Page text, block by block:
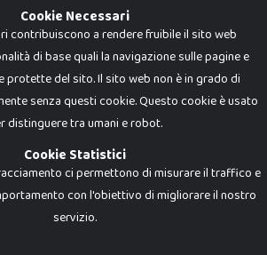
di Giocabene Srl. Ogni riproduzione o utilizzo non
è severamente vietato. Tutti i loghi, marchi,
shop sono di proprietà dei rispettivi titolari.
potrebbero differire da quanto esposto in
8, 20123 Milano (MI)
AN201199 - C.S. 10.000 i.v.
Cookie Necessari
contribuiscono a rendere fruibile il sito web
di base quali la navigazione sulle pagine e
protette del sito. Il sito web non è in grado di
senza questi cookie. Questo cookie è usato
distinguere tra umani e robot.
Cookie Statistici
ci permettono di misurare il traffico e
con l'obiettivo di migliorare il nostro
servizio.